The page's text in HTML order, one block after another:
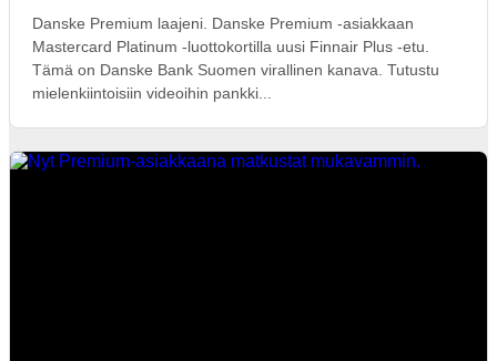
Danske Premium laajeni. Danske Premium -asiakkaan
Mastercard Platinum -luottokortilla uusi Finnair Plus -etu.
Tämä on Danske Bank Suomen virallinen kanava. Tutustu
mielenkiintoisiin videoihin pankki...